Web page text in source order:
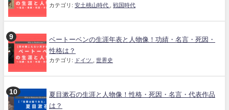
カテゴリ: 安土桃山時代 戦国時代
ベートーベンの生涯年表と人物像！功績・名言・死因・
性格は？
カテゴリ: ドイツ 世界史
夏目漱石の生涯と人物像！性格・死因・名言・代表作品
は？